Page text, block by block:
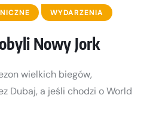
WYDARZENIA
Nowy Jork
wielkich biegów,
Dubaj, a jeśli chodzi o World